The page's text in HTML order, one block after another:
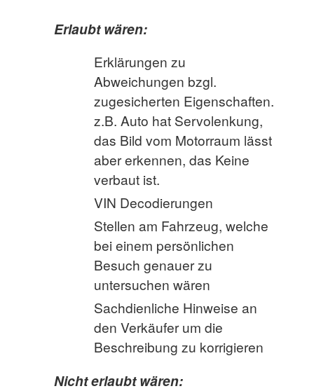
Erlaubt wären:
Erklärungen zu
Abweichungen bzgl.
zugesicherten Eigenschaften.
z.B. Auto hat Servolenkung,
das Bild vom Motorraum lässt
aber erkennen, das Keine
verbaut ist.
VIN Decodierungen
Stellen am Fahrzeug, welche
bei einem persönlichen
Besuch genauer zu
untersuchen wären
Sachdienliche Hinweise an
den Verkäufer um die
Beschreibung zu korrigieren
Nicht erlaubt wären: